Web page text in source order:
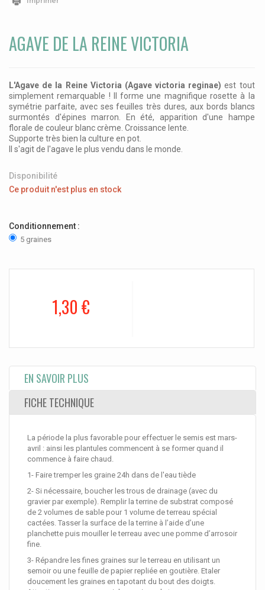
AGAVE DE LA REINE VICTORIA
L'Agave de la Reine Victoria (Agave victoria reginae) est tout
simplement remarquable ! Il forme une magnifique rosette à la
symétrie parfaite, avec ses feuilles très dures, aux bords blancs
surmontés d'épines marron. En été, apparition d'une hampe
florale de couleur blanc crème. Croissance lente.
Supporte très bien la culture en pot.
Il s'agit de l'agave le plus vendu dans le monde.
Disponibilité
Ce produit n'est plus en stock
Conditionnement :
5 graines
1,30 €
EN SAVOIR PLUS
FICHE TECHNIQUE
La période la plus favorable pour effectuer le semis est mars-
avril : ainsi les plantules commencent à se former quand il
commence à faire chaud.
1- Faire tremper les graine 24h dans de l'eau tiède
2- Si nécessaire, boucher les trous de drainage (avec du
gravier par exemple). Remplir la terrine de substrat composé
de 2 volumes de sable pour 1 volume de terreau spécial
cactées. Tasser la surface de la terrine à l’aide d’une
planchette puis mouiller le terreau avec une pomme d’arrosoir
fine.
3- Répandre les fines graines sur le terreau en utilisant un
semoir ou une feuille de papier repliée en goutière. Etaler
doucement les graines en tapotant du bout des doigts.